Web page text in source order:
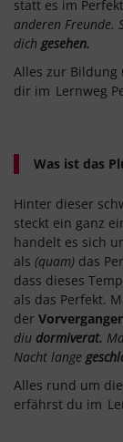
statt es im
anderen Freunde.
dich gesehen.
Alles zur Bildung
dir im Lernweg
Was ist das
Hinter dieser
steckt ein ganz
handelt es sich
als (quam) das
dass dieses
als das Perfekt.
der
diu dormiverat.
Nacht lange
Alles rund um
erfährst du im